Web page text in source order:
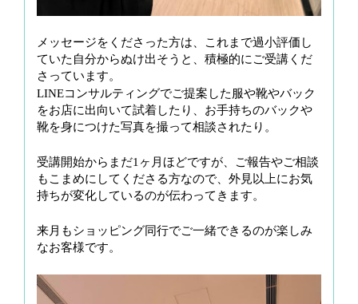
メッセージをくださった方は、これまで過小評価し
ていた自分からぬけ出そうと、積極的にご受講くだ
さっています。
LINEコンサルティングでご提案した服や靴やバック
をお店に出向いて試着したり、お手持ちのバックや
靴を身につけた写真を撮って相談されたり。
受講開始からまだ1ヶ月ほどですが、ご報告やご相談
もこまめにしてくださる方なので、外見以上にお気
持ちが変化しているのが伝わってきます。
来月もショッピング同行でご一緒できるのが楽しみ
なお客様です。